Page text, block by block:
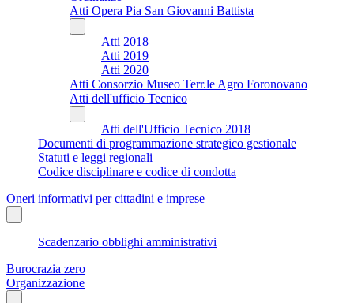
Atti Opera Pia San Giovanni Battista
Atti 2018
Atti 2019
Atti 2020
Atti Consorzio Museo Terr.le Agro Foronovano
Atti dell'ufficio Tecnico
Atti dell'Ufficio Tecnico 2018
Documenti di programmazione strategico gestionale
Statuti e leggi regionali
Codice disciplinare e codice di condotta
Oneri informativi per cittadini e imprese
Scadenzario obblighi amministrativi
Burocrazia zero
Organizzazione